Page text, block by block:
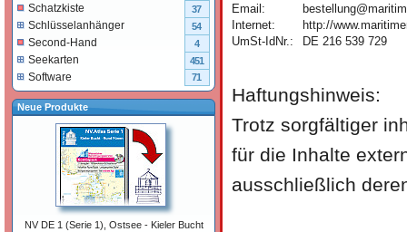
Email:
Internet:
http://
UmSt-IdNr.:
DE 216 539 729
Haftungshinweis:
Trotz sorgfältiger
für die Inhalte
ausschließlich
Schatzkiste 37
Schlüsselanhänger 54
Second-Hand 4
Seekarten 451
Software 71
Neue Produkte
NV DE 1 (Serie 1), Ostsee - Kieler Bucht